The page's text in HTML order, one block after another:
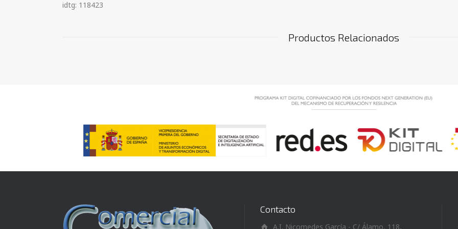
idtg: 118423
Productos Relacionados
Contacto
A.I. Nicomedes García - C/ Álamo, 118,